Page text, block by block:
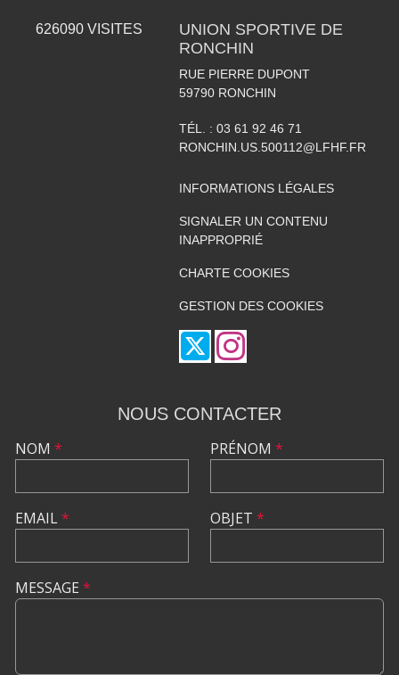
626090 VISITES
UNION SPORTIVE DE
RONCHIN
RUE PIERRE DUPONT
59790 RONCHIN
TÉL. : 03 61 92 46 71
RONCHIN.US.500112@LFHF.FR
INFORMATIONS LÉGALES
SIGNALER UN CONTENU
INAPPROPRIÉ
CHARTE COOKIES
GESTION DES COOKIES
NOUS CONTACTER
NOM *
EMAIL*
PRÉNOM *
OBJET *
MESSAGE *